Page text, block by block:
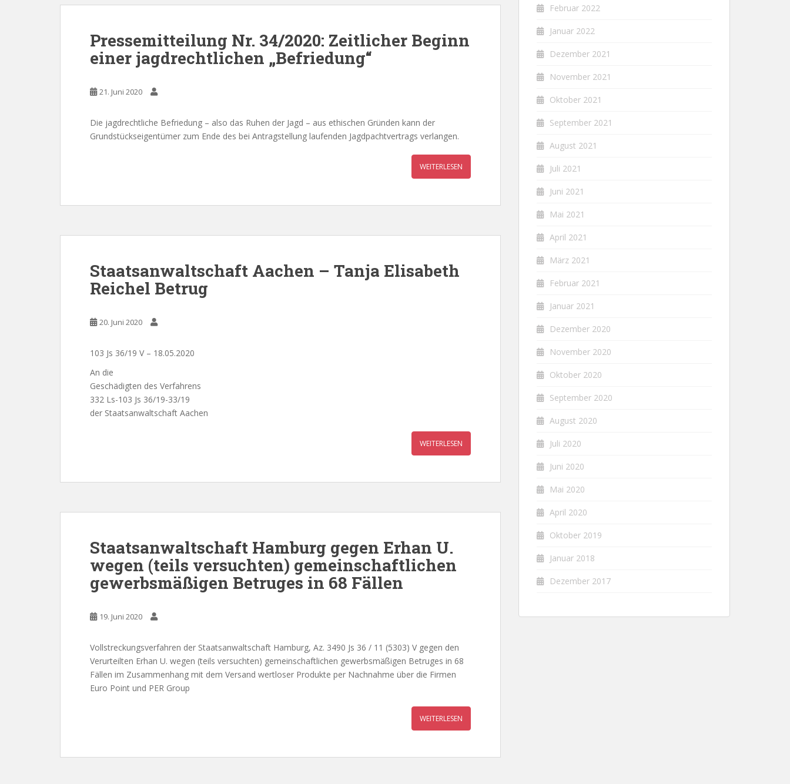
Pressemitteilung Nr. 34/2020: Zeitlicher Beginn
einer jagdrechtlichen „Befriedung“
21. Juni 2020
Die jagdrechtliche Befriedung – also das Ruhen der Jagd – aus ethischen Gründen kann der
Grundstückseigentümer zum Ende des bei Antragstellung laufenden Jagdpachtvertrags verlangen.
WEITERLESEN
Staatsanwaltschaft Aachen – Tanja Elisabeth
Reichel Betrug
20. Juni 2020
103 Js 36/19 V – 18.05.2020
An die
Geschädigten des Verfahrens
332 Ls-103 Js 36/19-33/19
der Staatsanwaltschaft Aachen
WEITERLESEN
Staatsanwaltschaft Hamburg gegen Erhan U.
wegen (teils versuchten) gemeinschaftlichen
gewerbsmäßigen Betruges in 68 Fällen
19. Juni 2020
Vollstreckungsverfahren der Staatsanwaltschaft Hamburg, Az. 3490 Js 36 / 11 (5303) V gegen den
Verurteilten Erhan U. wegen (teils versuchten) gemeinschaftlichen gewerbsmäßigen Betruges in 68
Fällen im Zusammenhang mit dem Versand wertloser Produkte per Nachnahme über die Firmen
Euro Point und PER Group
WEITERLESEN
Februar 2022
Januar 2022
Dezember 2021
November 2021
Oktober 2021
September 2021
August 2021
Juli 2021
Juni 2021
Mai 2021
April 2021
März 2021
Februar 2021
Januar 2021
Dezember 2020
November 2020
Oktober 2020
September 2020
August 2020
Juli 2020
Juni 2020
Mai 2020
April 2020
Oktober 2019
Januar 2018
Dezember 2017